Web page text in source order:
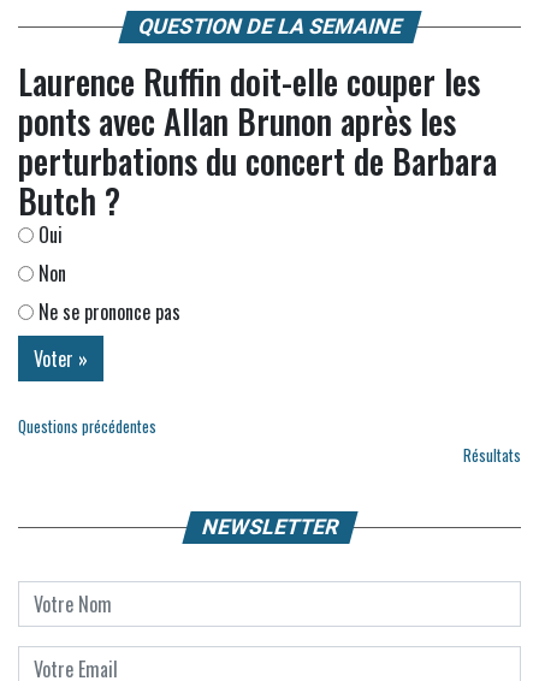
QUESTION DE LA SEMAINE
Laurence Ruffin doit-elle couper les
ponts avec Allan Brunon après les
perturbations du concert de Barbara
Butch ?
Oui
Non
Ne se prononce pas
Questions précédentes
Résultats
NEWSLETTER